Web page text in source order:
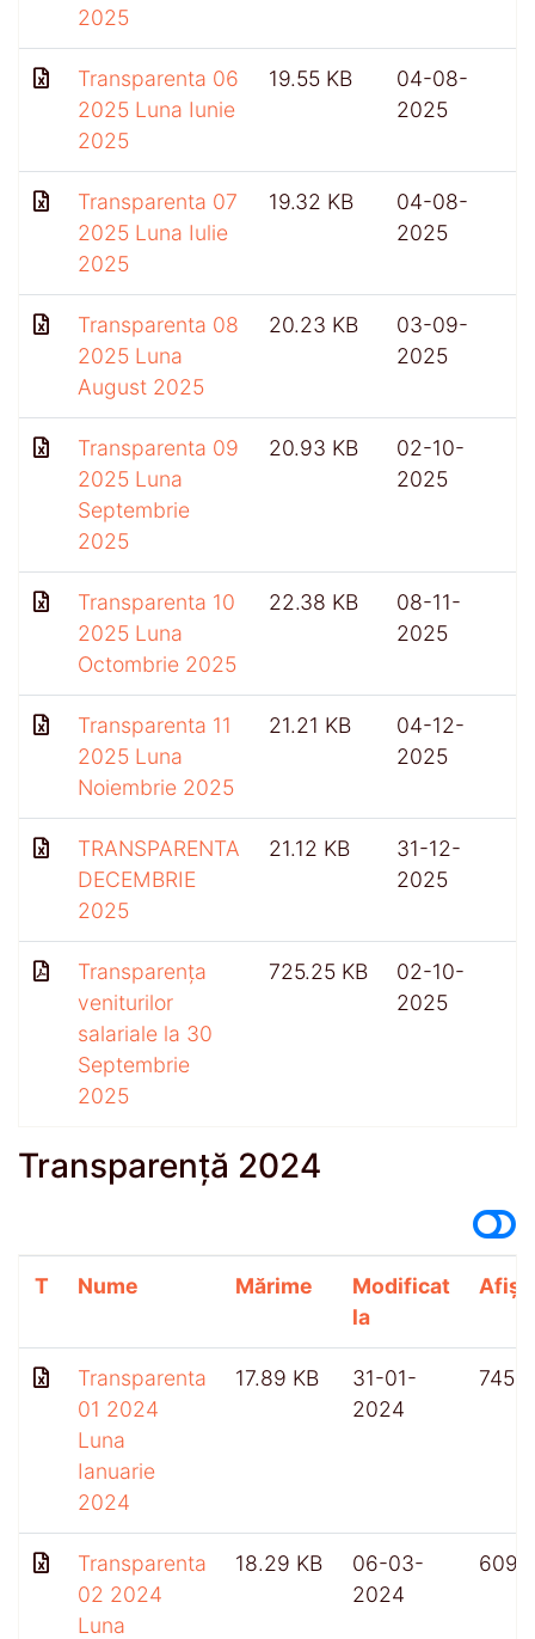
2025
Transparenta 06
2025 Luna Iunie
2025
19.55 KB
04-08-
2025
Transparenta 07
2025 Luna Iulie
2025
19.32 KB
04-08-
2025
Transparenta 08
2025 Luna
August 2025
20.23 KB
03-09-
2025
Transparenta 09
2025 Luna
Septembrie
2025
20.93 KB
02-10-
2025
Transparenta 10
2025 Luna
Octombrie 2025
22.38 KB
08-11-
2025
Transparenta 11
2025 Luna
Noiembrie 2025
21.21 KB
04-12-
2025
TRANSPARENTA
DECEMBRIE
2025
21.12 KB
31-12-
2025
Transparența
veniturilor
salariale la 30
Septembrie
2025
725.25 KB
02-10-
2025
Transparență 2024
T Nume Mărime
Modificat
la
Transparenta
01 2024
Luna
Ianuarie
2024
17.89 KB
31-01-
2024
745
Transparenta
02 2024
Luna
18.29 KB
06-03-
2024
609